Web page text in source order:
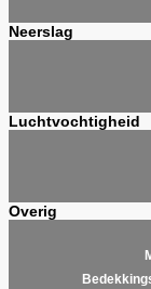
Neerslag
Luchtvochtigheid
Overig